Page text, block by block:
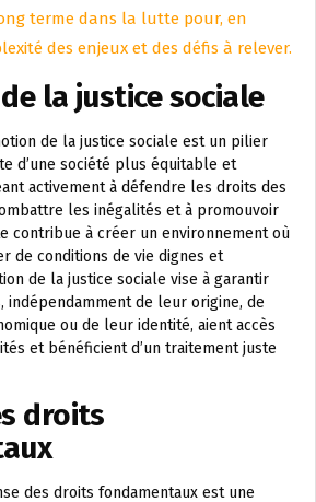
terme dans la lutte pour, en
des enjeux et des défis à relever.
la justice sociale
de la justice sociale est un pilier
d’une société plus équitable et
activement à défendre les droits des
les inégalités et à promouvoir
contribue à créer un environnement où
de conditions de vie dignes et
de la justice sociale vise à garantir
indépendamment de leur origine, de
ou de leur identité, aient accès
et bénéficient d’un traitement juste
droits
des droits fondamentaux est une